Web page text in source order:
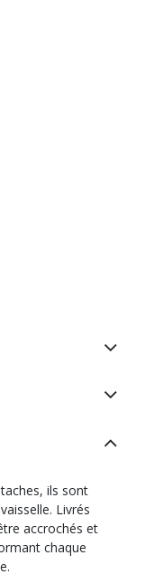
ils sont
Livrés
accrochés et
chaque